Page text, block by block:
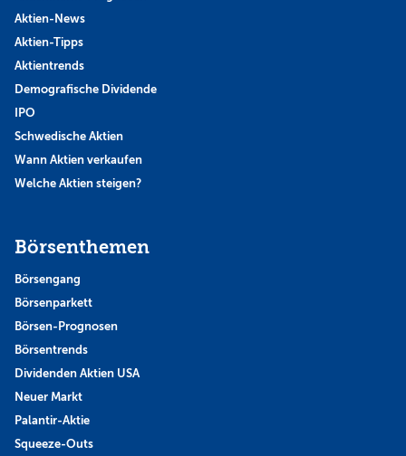
Aktien-News
Aktien-Tipps
Aktientrends
Demografische Dividende
IPO
Schwedische Aktien
Wann Aktien verkaufen
Welche Aktien steigen?
Börsenthemen
Börsengang
Börsenparkett
Börsen-Prognosen
Börsentrends
Dividenden Aktien USA
Neuer Markt
Palantir-Aktie
Squeeze-Outs